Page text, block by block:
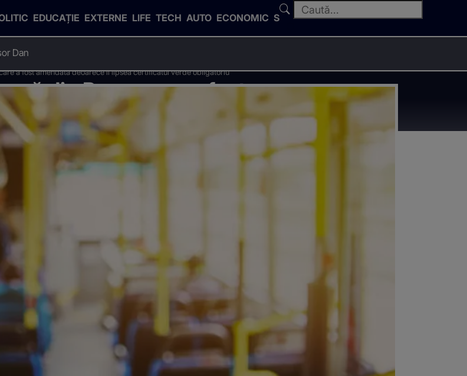
EDUCAȚIE EXTERNE LIFE TECH AUTO ECONOMIC SPORT
Dan
a fost amendată deoarece îi lipsea certificatul verde obligatoriu
din Roma care a fost
certificatul verde obligatoriu